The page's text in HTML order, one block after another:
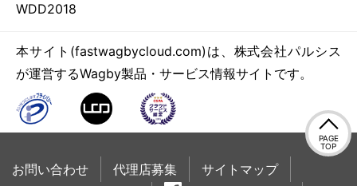
WDD2018
本サイト(fastwagbycloud.com)は、株式会社パルシス
が運営するWagby製品・サービス情報サイトです。
お問い合わせ 代理店募集
サイトマップ
PAGE
TOP